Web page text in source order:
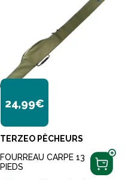
24,99€
TERZEO PÊCHEURS
FOURREAU CARPE 13
PIEDS